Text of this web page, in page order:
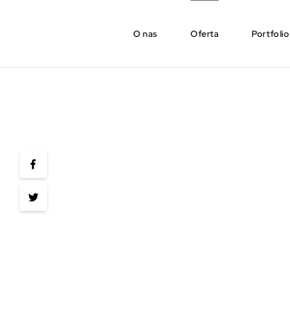
O nas Oferta Portfolio